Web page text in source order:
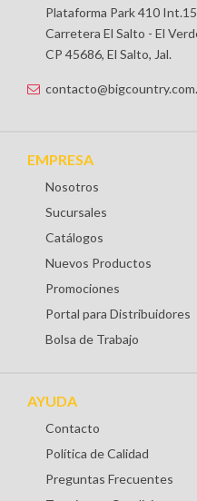
Plataforma Park 410
Carretera El Salto - El
CP 45686, El Salto, Jal.
EMPRESA
Nosotros
Sucursales
Catálogos
Nuevos Productos
Promociones
Portal para Distribuidores
Bolsa de Trabajo
AYUDA
Contacto
Política de Calidad
Preguntas Frecuentes